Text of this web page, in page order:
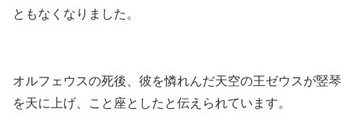
ともなくなりました。
オルフェウスの死後、彼を憐れんだ天空の王ゼウスが竪琴
を天に上げ、こと座としたと伝えられています。